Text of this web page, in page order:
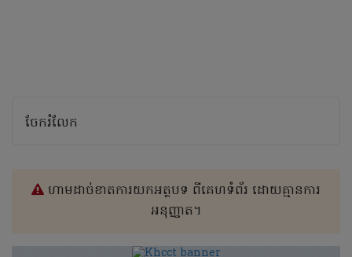
ចែករំលែក
ហាមដាច់ខាតការយកអត្ថបទ ពីគេហទំព័រ ដោយគ្មានការ
អនុញ្ញាត។